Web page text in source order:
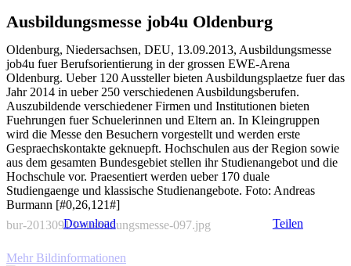
Download Teilen
Ausbildungsmesse job4u Oldenburg
Oldenburg, Niedersachsen, DEU, 13.09.2013, Ausbildungsmesse
job4u fuer Berufsorientierung in der grossen EWE-Arena
Oldenburg. Ueber 120 Aussteller bieten Ausbildungsplaetze fuer das
Jahr 2014 in ueber 250 verschiedenen Ausbildungsberufen.
Auszubildende verschiedener Firmen und Institutionen bieten
Fuehrungen fuer Schuelerinnen und Eltern an. In Kleingruppen
wird die Messe den Besuchern vorgestellt und werden erste
Gespraechskontakte geknuepft. Hochschulen aus der Region sowie
aus dem gesamten Bundesgebiet stellen ihr Studienangebot und die
Hochschule vor. Praesentiert werden ueber 170 duale
Studiengaenge und klassische Studienangebote. Foto: Andreas
Burmann [#0,26,121#]
bur-20130913-ausbildungsmesse-097.jpg
Mehr Bildinformationen